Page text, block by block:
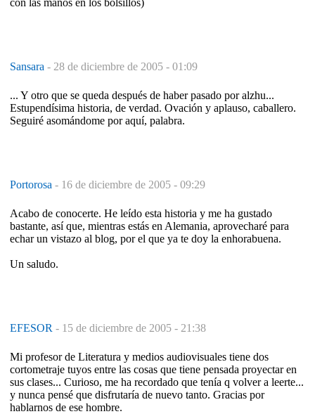
Sansara - 28 de diciembre de 2005 - 01:09
... Y otro que se queda después de haber pasado por alzhu...
Estupendísima historia, de verdad. Ovación y aplauso, caballero.
Seguiré asomándome por aquí, palabra.
Portorosa - 16 de diciembre de 2005 - 09:29
Acabo de conocerte. He leído esta historia y me ha gustado
bastante, así que, mientras estás en Alemania, aprovecharé para
echar un vistazo al blog, por el que ya te doy la enhorabuena.
Un saludo.
EFESOR - 15 de diciembre de 2005 - 21:38
Mi profesor de Literatura y medios audiovisuales tiene dos
cortometraje tuyos entre las cosas que tiene pensada proyectar en
sus clases... Curioso, me ha recordado que tenía q volver a leerte...
y nunca pensé que disfrutaría de nuevo tanto. Gracias por
hablarnos de ese hombre.